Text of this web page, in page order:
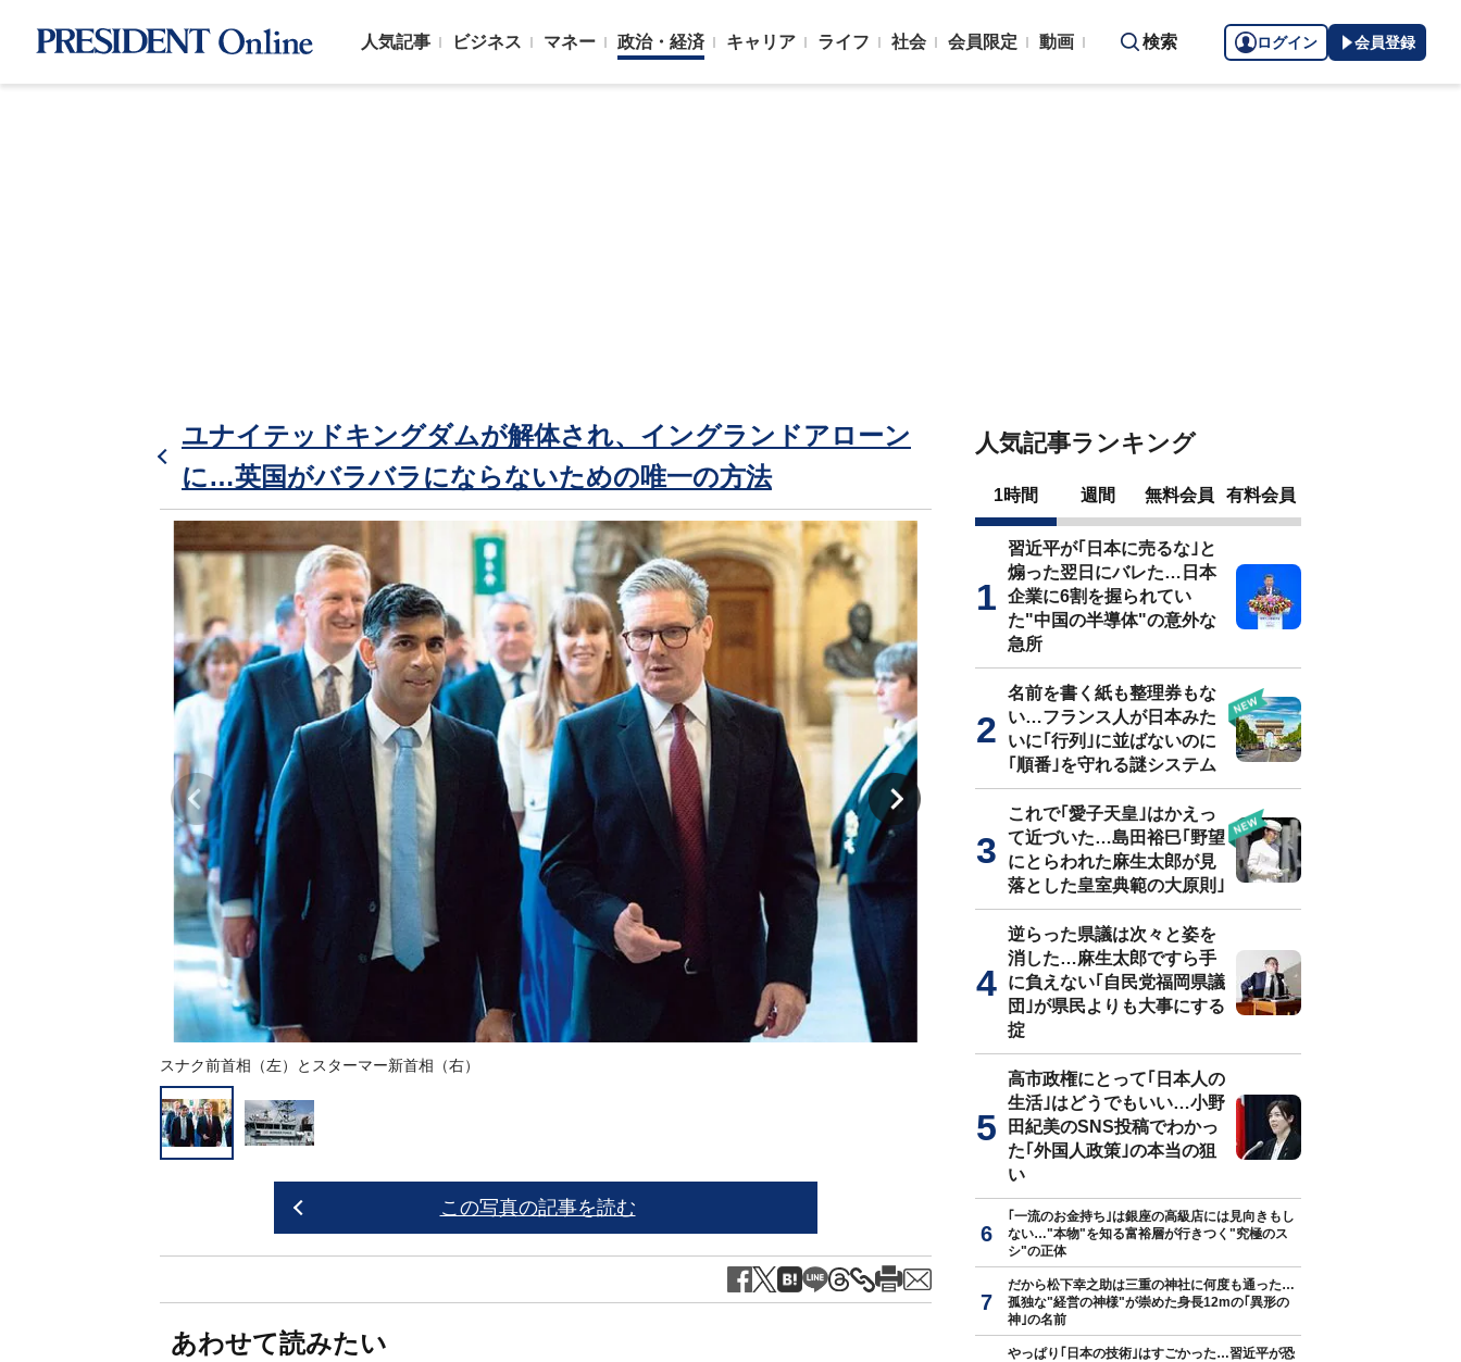
人気記事 ビジネス マネー 政治・経済 キャリア ライフ 社会 会員限定 動画 検索 ログイン 会員登録
ユナイテッドキングダムが解体され、イングランドアローン
に…英国がバラバラにならないための唯一の方法
スナク前首相（左）とスターマー新首相（右）
この写真の記事を読む
あわせて読みたい
人気記事ランキング
1時間 週間 無料会員 有料会員
習近平が｢日本に売るな｣と
煽った翌日にバレた…日本
企業に6割を握られてい
た"中国の半導体"の意外な
急所
名前を書く紙も整理券もな
い…フランス人が日本みた
いに｢行列｣に並ばないのに
｢順番｣を守れる謎システム
これで｢愛子天皇｣はかえっ
て近づいた…島田裕巳｢野望
にとらわれた麻生太郎が見
落とした皇室典範の大原則｣
逆らった県議は次々と姿を
消した…麻生太郎ですら手
に負えない｢自民党福岡県議
団｣が県民よりも大事にする
掟
高市政権にとって｢日本人の
生活｣はどうでもいい…小野
田紀美のSNS投稿でわかっ
た｢外国人政策｣の本当の狙
い
｢一流のお金持ち｣は銀座の高級店には見向きもし
ない…"本物"を知る富裕層が行きつく"究極のス
シ"の正体
だから松下幸之助は三重の神社に何度も通った…
孤独な"経営の神様"が崇めた身長12mの｢異形の
神｣の名前
やっぱり｢日本の技術｣はすごかった…習近平が恐